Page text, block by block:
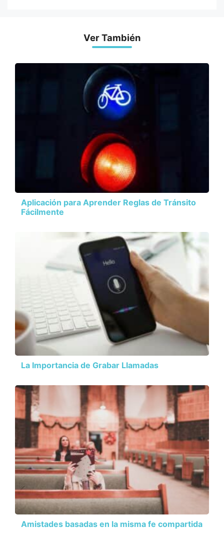
Ver También
Aplicación para Aprender Reglas de Tránsito
Fácilmente
La Importancia de Grabar Llamadas
Amistades basadas en la misma fe compartida